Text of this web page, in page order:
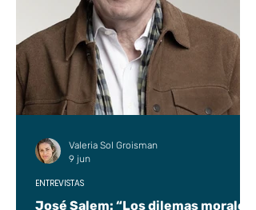
José Salem: “Los dilemas morales
ENTREVISTAS
Valeria Sol Groisman
9 jun